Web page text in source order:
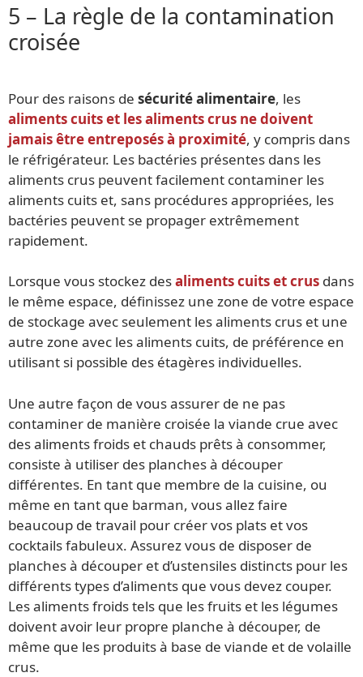
5 – La règle de la contamination
croisée
Pour des raisons de sécurité alimentaire, les
aliments cuits et les aliments crus ne doivent
jamais être entreposés à proximité, y compris dans
le réfrigérateur. Les bactéries présentes dans les
aliments crus peuvent facilement contaminer les
aliments cuits et, sans procédures appropriées, les
bactéries peuvent se propager extrêmement
rapidement.
Lorsque vous stockez desaliments cuits et crus dans
le même espace, définissez une zone de votre espace
de stockage avec seulement les aliments crus et une
autre zone avec les aliments cuits, de préférence en
utilisant si possible des étagères individuelles.
Une autre façon de vous assurer de ne pas
contaminer de manière croisée la viande crue avec
des aliments froids et chauds prêts à consommer,
consiste à utiliser des planches à découper
différentes. En tant que membre de la cuisine, ou
même en tant que barman, vous allez faire
beaucoup de travail pour créer vos plats et vos
cocktails fabuleux. Assurez vous de disposer de
planches à découper et d’ustensiles distincts pour les
différents types d’aliments que vous devez couper.
Les aliments froids tels que les fruits et les légumes
doivent avoir leur propre planche à découper, de
même que les produits à base de viande et de volaille
crus.